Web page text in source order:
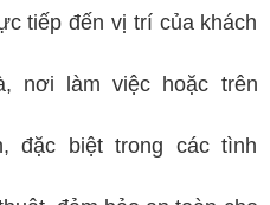
tiếp đến vị trí của khách
nơi làm việc hoặc trên
đặc biệt trong các tình